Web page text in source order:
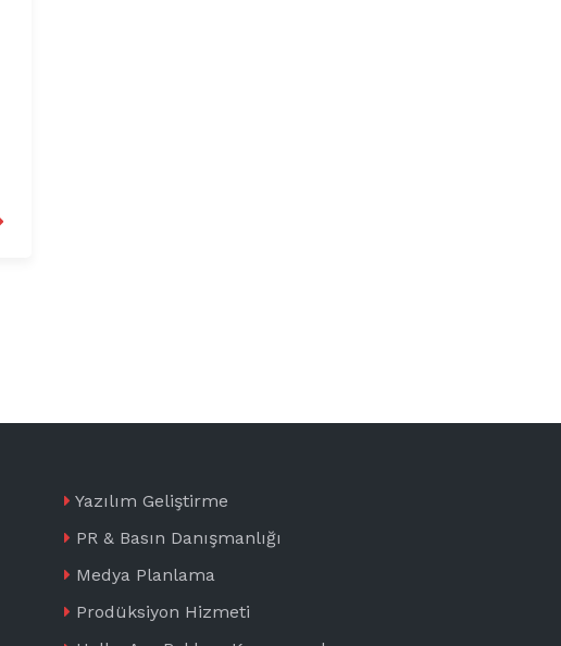
Yazılım Geliştirme
PR & Basın Danışmanlığı
Medya Planlama
Prodüksiyon Hizmeti